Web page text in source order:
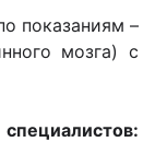
показаниям –
мозга) с